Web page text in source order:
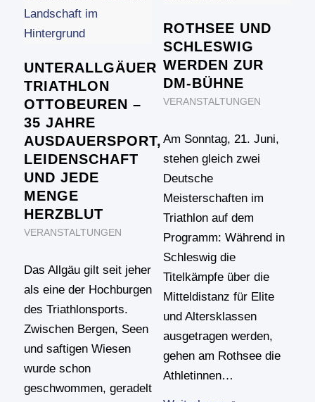
UNTERALLGÄUER
TRIATHLON
OTTOBEUREN –
35 JAHRE
AUSDAUERSPORT,
LEIDENSCHAFT
UND JEDE
MENGE
HERZBLUT
VERANSTALTUNGEN
Das Allgäu gilt seit jeher
als eine der Hochburgen
des Triathlonsports.
Zwischen Bergen, Seen
und saftigen Wiesen
wurde schon
geschwommen, geradelt
ROTHSEE UND
SCHLESWIG
WERDEN ZUR
DM-BÜHNE
VERANSTALTUNGEN
Am Sonntag, 21. Juni,
stehen gleich zwei
Deutsche
Meisterschaften im
Triathlon auf dem
Programm: Während in
Schleswig die
Titelkämpfe über die
Mitteldistanz für Elite
und Altersklassen
ausgetragen werden,
gehen am Rothsee die
Athletinnen…